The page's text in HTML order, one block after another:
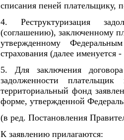
списания пеней плательщику,
4. Реструктуризация
(соглашению), заключенному
утвержденному
страхования (далее
5. Для заключения
задолженности
территориальный фонд
форме, утвержденной
(в ред. Постановления
К заявлению прилагаются: